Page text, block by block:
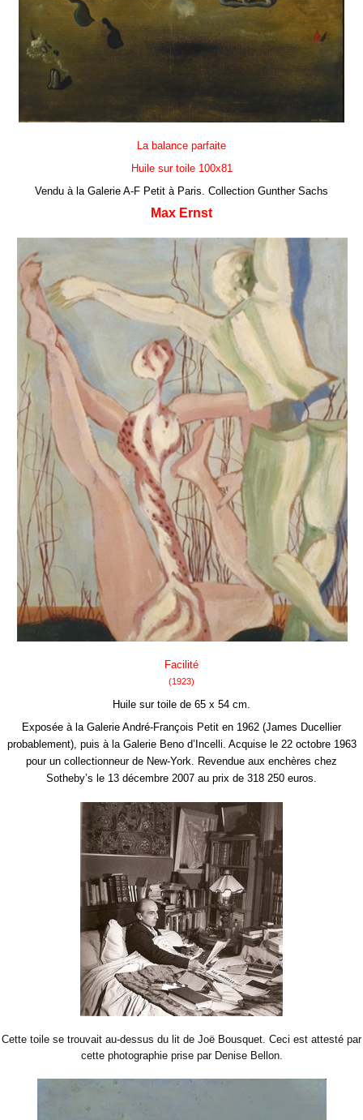
La balance parfaite
Huile sur toile 100x81
Vendu à la Galerie A-F Petit à Paris. Collection Gunther Sachs
Max Ernst
Facilité
(1923)
Huile sur toile de 65 x 54 cm.
Exposée à la Galerie André-François Petit en 1962 (James Ducellier
probablement), puis à la Galerie Beno d’Incelli. Acquise le 22 octobre 1963
pour un collectionneur de New-York. Revendue aux enchères chez
Sotheby’s le 13 décembre 2007 au prix de 318 250 euros.
Cette toile se trouvait au-dessus du lit de Joë Bousquet. Ceci est attesté par
cette photographie prise par Denise Bellon.